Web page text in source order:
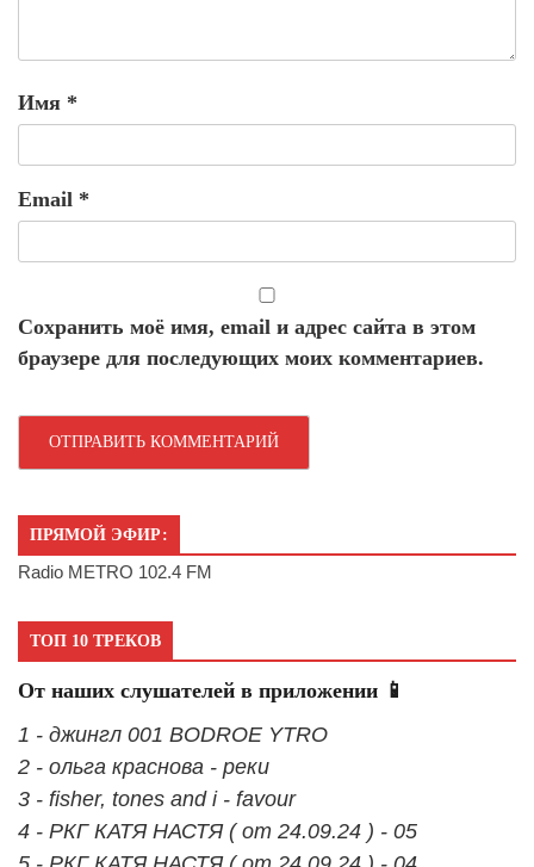
Имя *
Email *
Сохранить моё имя, email и адрес сайта в этом
браузере для последующих моих комментариев.
ПРЯМОЙ ЭФИР:
Radio METRO 102.4 FM
ТОП 10 ТРЕКОВ
От наших слушателей в приложении 📱
1 - джингл 001 BODROE YTRO
2 - ольга краснова - реки
3 - fisher, tones and i - favour
4 - РКГ КАТЯ НАСТЯ ( от 24.09.24 ) - 05